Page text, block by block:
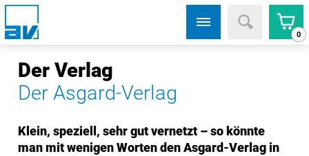
0
Der Verlag
Der Asgard-Verlag
Klein, speziell, sehr gut vernetzt – so könnte
man mit wenigen Worten den Asgard-Verlag in